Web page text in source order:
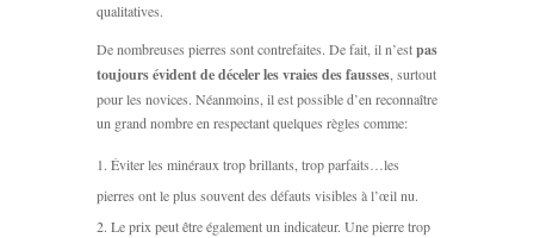
qualitatives.
De nombreuses pierres sont contrefaites. De fait, il n’estpas
toujours évident de déceler les vraies des fausses, surtout
pour les novices. Néanmoins, il est possible d’en reconnaître
un grand nombre en respectant quelques règles comme:
Éviter les minéraux trop brillants, trop parfaits…les
pierres ont le plus souvent des défauts visibles à l’œil nu.
Le prix peut être également un indicateur. Une pierre trop